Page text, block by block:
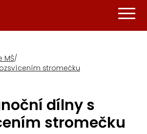
MŠ/
stromečku
dílny s
stromečku